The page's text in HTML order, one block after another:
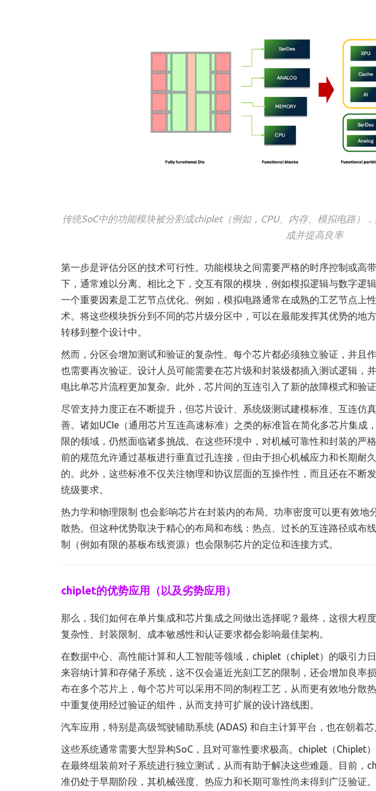
传统SoC中的功能模块被分割成chiplet（例如，CPU、内存、模拟电路）
成并提高良率
第一步是评估分区的技术可行性。功能模块之间需要严格的时序控制或高
下，通常难以分离。相比之下，交互有限的模块，例如模拟逻辑与数字逻
一个重要因素是工艺节点优化。例如，模拟电路通常在成熟的工艺节点上
术。将这些模块拆分到不同的芯片级分区中，可以在最能发挥其优势的地
转移到整个设计中。
然而，分区会增加测试和验证的复杂性。每个芯片都必须独立验证，并且
也需要再次验证。设计人员可能需要在芯片级和封装级都插入测试逻辑，
电比单芯片流程更加复杂。此外，芯片间的互连引入了新的故障模式和验
尽管支持力度正在不断提升，但芯片设计、系统级测试建模标准、互连仿
善。诸如UCIe（通用芯片互连高速标准）之类的标准旨在简化多芯片集成
限的领域，仍然面临诸多挑战。在这些环境中，对机械可靠性和封装的严
前的规范允许通过基板进行垂直过孔连接，但由于担心机械应力和长期耐
的。此外，这些标准不仅关注物理和协议层面的互操作性，而且还在不断
统级要求。
热力学和物理限制 也会影响芯片在封装内的布局。功率密度可以更有效地
散热。但这种优势取决于精心的布局和布线：热点、过长的互连路径或布
制（例如有限的基板布线资源）也会限制芯片的定位和连接方式。
chiplet的优势应用（以及劣势应用）
那么，我们如何在单片集成和芯片集成之间做出选择呢？最终，这很大程
复杂性、封装限制、成本敏感性和认证要求都会影响最佳架构。
在数据中心、高性能计算和人工智能等领域，chiplet（chiplet）的吸引力
来容纳计算和存储子系统，这不仅会逼近光刻工艺的限制，还会增加良率
布在多个芯片上，每个芯片可以采用不同的制程工艺，从而更有效地分散
中重复使用经过验证的组件，从而支持可扩展的设计路线图。
汽车应用，特别是高级驾驶辅助系统 (ADAS) 和自主计算平台，也在朝着芯
这些系统通常需要大型异构SoC，且对可靠性要求极高。chiplet（Chiplet
在最终组装前对子系统进行独立测试，从而有助于解决这些难题。目前，
准仍处于早期阶段，其机械强度、热应力和长期可靠性尚未得到广泛验证